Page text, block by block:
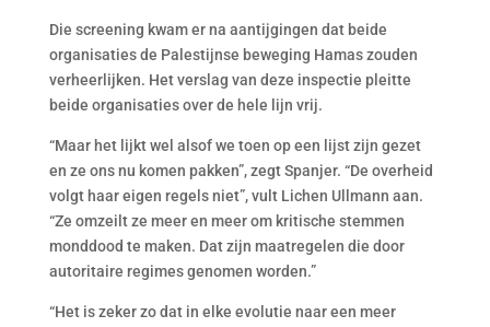
Die screening kwam er na aantijgingen dat beide
organisaties de Palestijnse beweging Hamas zouden
verheerlijken. Het verslag van deze inspectie pleitte
beide organisaties over de hele lijn vrij.
“Maar het lijkt wel alsof we toen op een lijst zijn gezet
en ze ons nu komen pakken”, zegt Spanjer. “De overheid
volgt haar eigen regels niet”, vult Lichen Ullmann aan.
“Ze omzeilt ze meer en meer om kritische stemmen
monddood te maken. Dat zijn maatregelen die door
autoritaire regimes genomen worden.”
“Het is zeker zo dat in elke evolutie naar een meer